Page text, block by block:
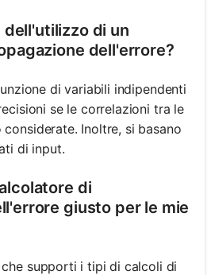
dell'utilizzo di un
dell'errore?
di variabili indipendenti
se le correlazioni tra le
Inoltre, si basano
di input.
di
giusto per le mie
supporti i tipi di calcoli di